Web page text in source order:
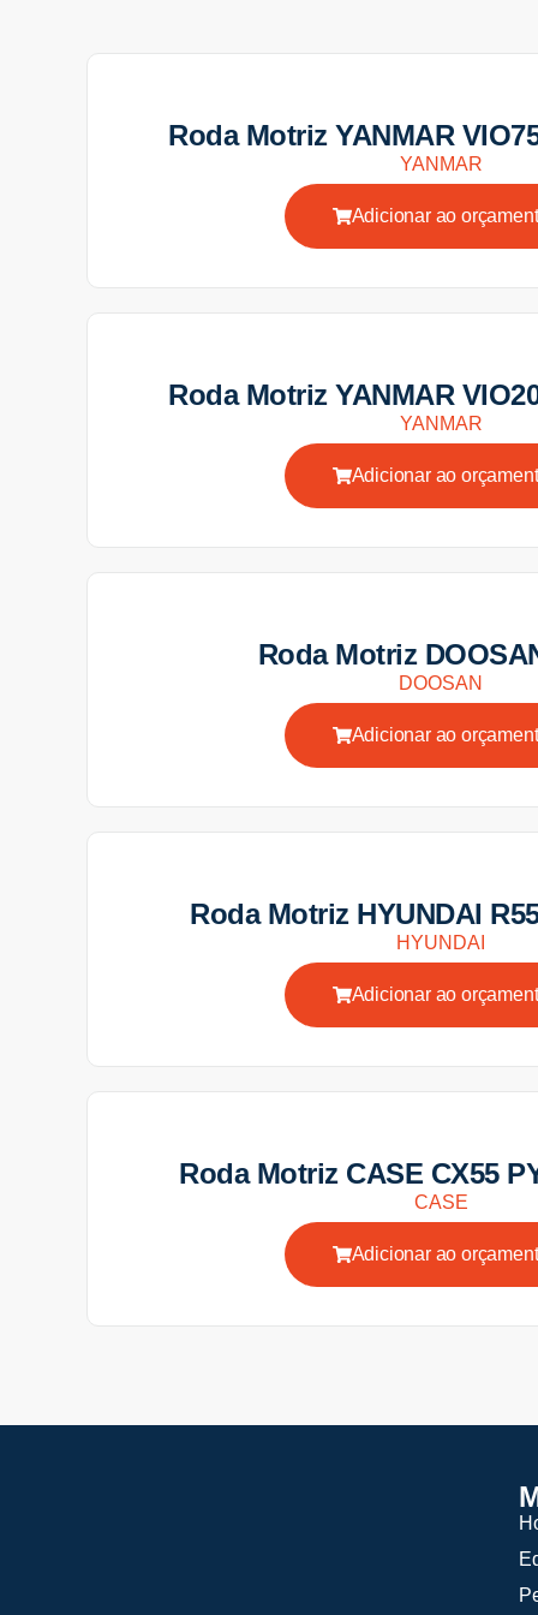
Roda Motriz YANMAR
YANMAR
Adicionar ao
Roda Motriz YANMAR
YANMAR
Adicionar ao
Roda Motriz
DOOSAN
Adicionar ao
Roda Motriz HYUNDAI
HYUNDAI
Adicionar ao
Roda Motriz CASE CX55
CASE
Adicionar ao